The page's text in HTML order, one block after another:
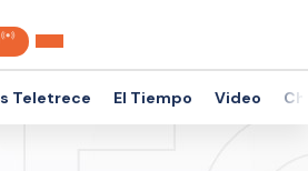
Teletrece El Tiempo Video